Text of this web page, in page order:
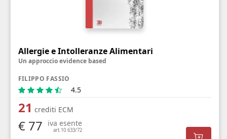
Allergie e Intolleranze Alimentari
Un approccio evidence based
FILIPPO FASSIO
4.5
21 crediti ECM
€ 77 iva esente
art.10 633/72